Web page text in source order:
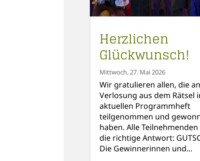
Herzlichen
Glückwunsch!
Mittwoch, 27. Mai 2026
Wir gratulieren allen, die
Verlosung aus dem Rätsel
aktuellen Programmheft
teilgenommen und
haben. Alle
die richtige Antwort:
Die Gewinnerinnen und...